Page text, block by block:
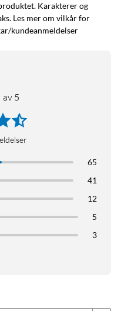
Karakterer og
Les mer om vilkår for
kundeanmeldelser
av 5
65
41
12
5
3